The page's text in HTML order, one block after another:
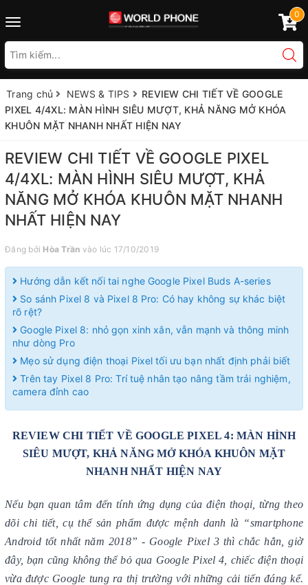
Toggle
0
Trang chủ NEWS & TIPS
REVIEW CHI TIẾT VỀ GOOGLE
PIXEL 4/4XL: MÀN HÌNH SIÊU MƯỢT, KHẢ NĂNG MỞ KHÓA
KHUÔN MẶT NHANH NHẤT HIỆN NAY
REVIEW CHI TIẾT VỀ GOOGLE PIXEL
4/4XL: MÀN HÌNH SIÊU MƯỢT, KHẢ
NĂNG MỞ KHÓA KHUÔN MẶT NHANH
NHẤT HIỆN NAY
Đăng bởi Hòa Trần vào lúc 17/10/2019
Hướng dẫn kết nối tai nghe Google Pixel Buds A-series
So sánh Pixel 8 và Pixel 8 Pro: Có hay không sự khác biệt
rõ rệt?
Google Pixel 8: nhỏ gọn xinh xắn, vẫn mạnh và thông minh
như dòng Pro
Mẹo sử dụng điện thoại Pixel tối ưu bạn nhất định phải biết
Trên tay Pixel 8 Pro: Trí tuệ nhân tạo nâng tầm trải nghiệm,
camera đỉnh cao
REVIEW CHI TIẾT VỀ GOOGLE PIXEL 4: MÀN HÌNH
SIÊU MƯỢT, KHẢ NĂNG MỞ KHÓA KHUÔN MẶT
NHANH NHẤT HIỆN NAY
Nếu bạn quan tâm đến tính ứng dụng của điện thoại, từng theo
dõi chi tiết, cụ thể sản phẩm được mệnh danh là “smartphone
Android tốt nhất năm 2018” - Google Pixel 3 thì chắc hẳn, giờ
đây, bạn cũng không thể bỏ qua Google Pixel 4, chiếc điện thoại
vừa được Google tung ra thị trường với những cải tiến đáng kể.